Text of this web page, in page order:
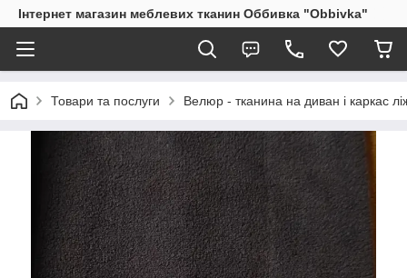
Інтернет магазин меблевих тканин Оббивка "Obbivka"
Товари та послуги Велюр - тканина на диван і каркас